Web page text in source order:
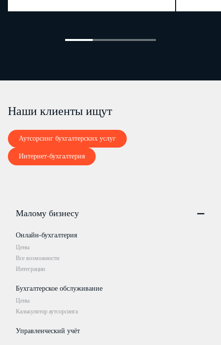
Наши клиенты ищут
Аутсорсинг бухгалтерских услуг
Интернет-бухгалтерия
Малому бизнесу
Онлайн-бухгалтерия
Цены
Все возможности
Интеграции
Бухгалтерское обслуживание
Цены
Калькулятор аутсорсинга
Управленческий учёт